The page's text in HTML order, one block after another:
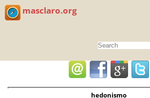
masclaro.org
hedonismo